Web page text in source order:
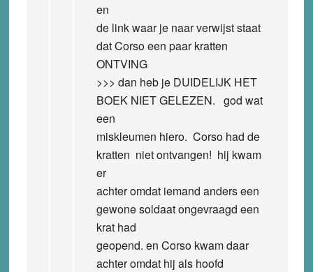
en
de link waar je naar verwijst staat
dat Corso een paar kratten
ONTVING
>>> dan heb je DUIDELIJK HET
BOEK NIET GELEZEN. god wat
een
miskleumen hiero. Corso had de
kratten niet ontvangen! hij kwam
er
achter omdat iemand anders een
gewone soldaat ongevraagd een
krat had
geopend. en Corso kwam daar
achter omdat hij als hoofd